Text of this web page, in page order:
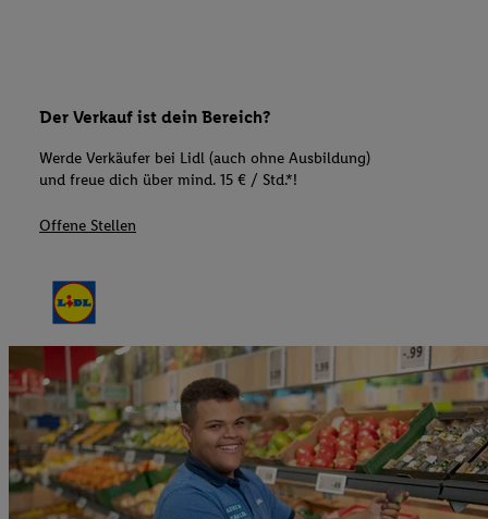
Der Verkauf ist dein Bereich?
Werde Verkäufer bei Lidl (auch ohne Ausbildung)
und freue dich über mind. 15 € / Std.*!
Offene Stellen